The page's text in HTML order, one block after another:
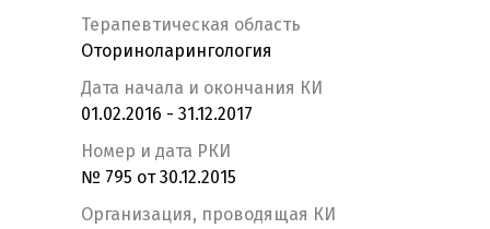
Терапевтическая область
Оториноларингология
Дата начала и окончания КИ
01.02.2016 - 31.12.2017
Номер и дата РКИ
№ 795 от 30.12.2015
Организация, проводящая КИ